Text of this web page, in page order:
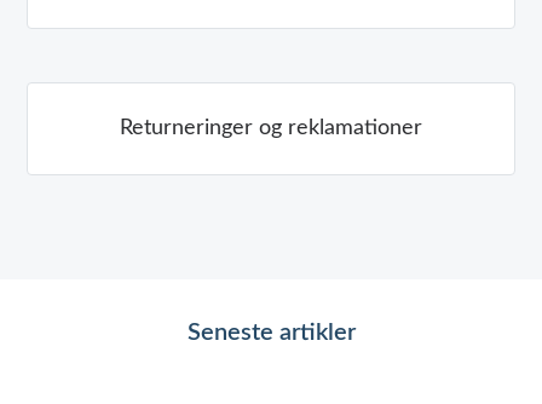
Returneringer og reklamationer
Seneste artikler